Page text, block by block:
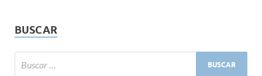
BUSCAR